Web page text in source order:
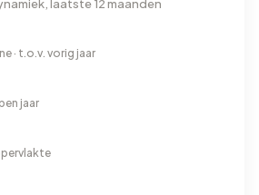
laatste 12 maanden
· t.o.v. vorig jaar
jaar